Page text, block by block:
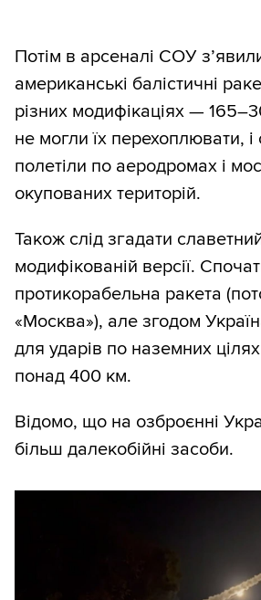
Потім в арсеналі СОУ
американські балістичні
різних модифікаціях —
не могли їх перехоплювати,
полетіли по аеродромах і
окупованих територій.
Також слід згадати
модифікованій версії.
протикорабельна ракета
«Москва»), але згодом
для ударів по наземних цілях
понад 400 км.
Відомо, що на озброєнні
більш далекобійні засоби.